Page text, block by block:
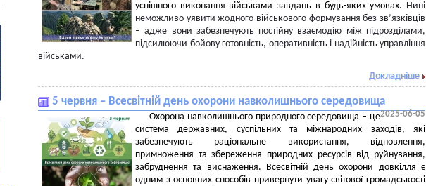
успішного виконання військами завдань в будь-яких умовах. Нині
неможливо уявити жодного військового формування без зв’язківців
– адже вони забезпечують постійну взаємодію між підрозділами,
підсилюючи бойову готовність, оперативність і надійність управління
військами.
Докладніше
5 червня – Всесвітній день охорони навколишнього середовища
2025-06-05
Охорона навколишнього природного середовища – це
система державних, суспільних та міжнародних заходів, які
забезпечують раціональне використання, відновлення,
примноження та збереження природних ресурсів від руйнування,
забруднення та виснаження. Всесвітній день охорони довкілля є
одним з основних способів привернути увагу світової громадськості